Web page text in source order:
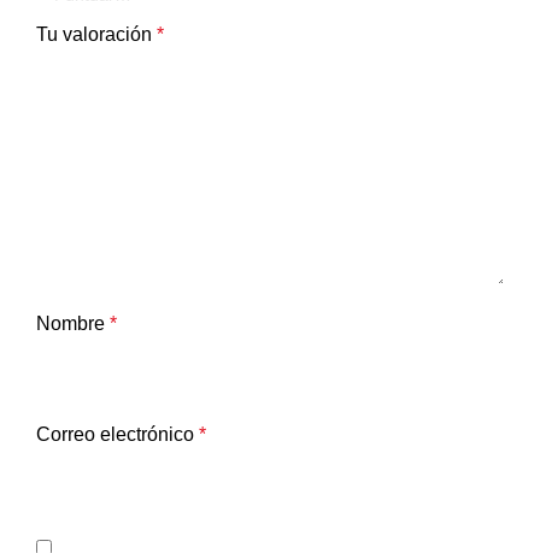
Tu valoración *
Nombre *
Correo electrónico *